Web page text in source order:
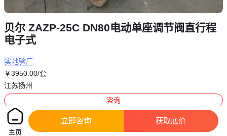
贝尔 ZAZP-25C DN80电动单座调节阀直行程
电子式
实地验厂
￥3950 .00/套
江苏扬州
咨询
主页
立即咨询 获取底价